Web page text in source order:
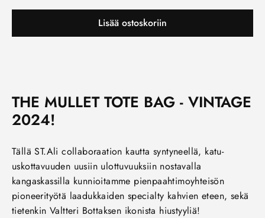
Lisää ostoskoriin
THE MULLET TOTE BAG - VINTAGE
2024!
Tällä ST.Ali collaboraation kautta syntyneellä, katu-
uskottavuuden uusiin ulottuvuuksiin nostavalla
kangaskassilla kunnioitamme pienpaahtimoyhteisön
pioneerityötä laadukkaiden specialty kahvien eteen, sekä
tietenkin Valtteri Bottaksen ikonista hiustyyliä!